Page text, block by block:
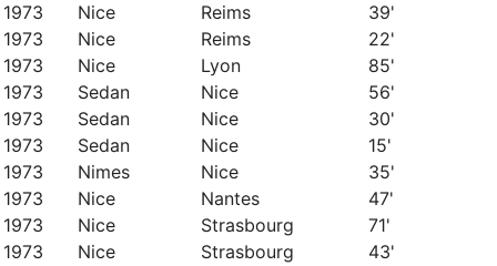
1973
Nice Reims
39'
1973
Nice Reims
22'
1973
Nice Lyon
85'
1973
Sedan Nice
56'
1973
Sedan Nice
30'
1973
Sedan Nice
15'
1973
Nimes Nice
35'
1973
Nice Nantes
47'
1973
Nice Strasbourg
71'
1973
Nice Strasbourg
43'